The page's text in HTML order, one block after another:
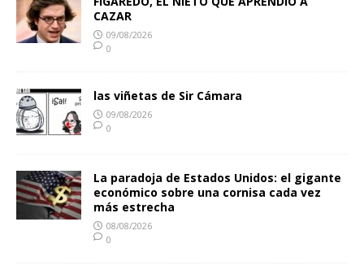
CAZAR
09/08/2026
0
las viñetas de Sir Cámara
09/08/2026
0
La paradoja de Estados Unidos: el gigante
económico sobre una cornisa cada vez
más estrecha
08/08/2026
0